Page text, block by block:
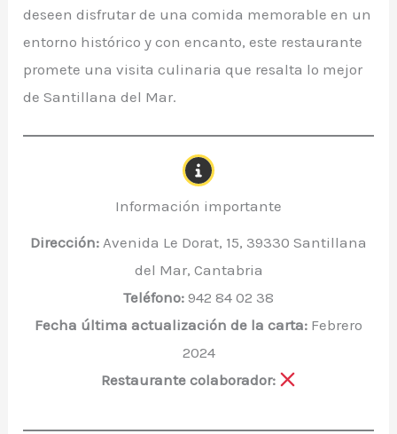
deseen disfrutar de una comida memorable en un
entorno histórico y con encanto, este restaurante
promete una visita culinaria que resalta lo mejor
de Santillana del Mar.
Información importante
Dirección: Avenida Le Dorat, 15, 39330 Santillana
del Mar, Cantabria
Teléfono: 942 84 02 38
Fecha última actualización de la carta: Febrero
2024
Restaurante colaborador: